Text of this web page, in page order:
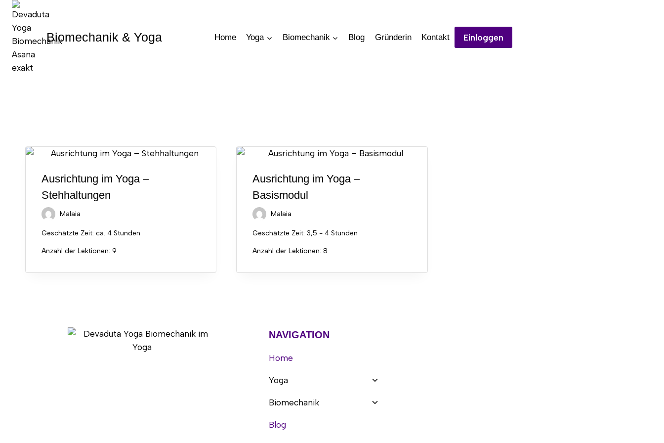
Zum
Inhalt
springen
Biomechanik & Yoga Home Yoga Biomechanik Blog Gründerin Kontakt Einloggen
Ausrichtung im Yoga –
Stehhaltungen
Malaia
Geschätzte Zeit: ca. 4 Stunden
Anzahl der Lektionen: 9
Ausrichtung im Yoga –
Basismodul
Malaia
Geschätzte Zeit:3,5 - 4 Stunden
Anzahl der Lektionen:8
NAVIGATION
Home
Yoga
Untermenü
Biomechanik
Untermenü
Blog